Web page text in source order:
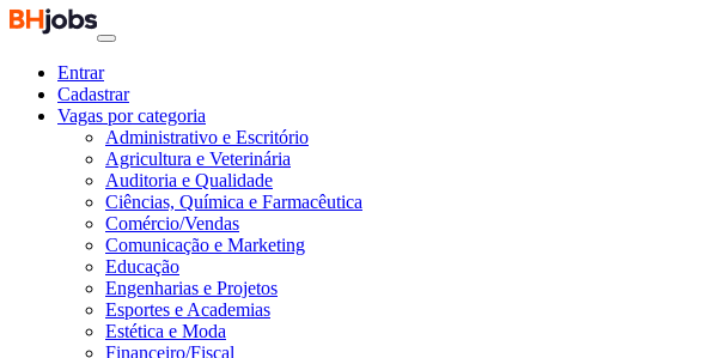
Entrar
Cadastrar
Vagas por categoria
Administrativo e Escritório
Agricultura e Veterinária
Auditoria e Qualidade
Ciências, Química e Farmacêutica
Comércio/Vendas
Comunicação e Marketing
Educação
Engenharias e Projetos
Esportes e Academias
Estética e Moda
Financeiro/Fiscal